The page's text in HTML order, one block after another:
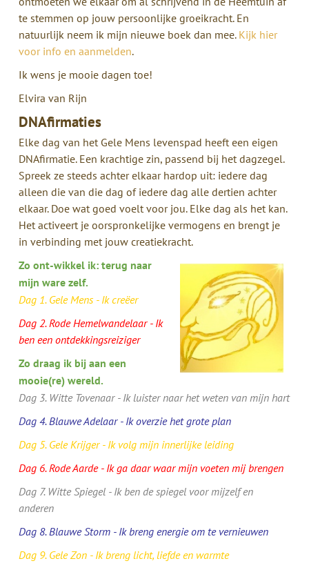
te stemmen op jouw persoonlijke groeikracht. En
natuurlijk neem ik mijn nieuwe boek dan mee. Kijk hier
voor info en aanmelden.
Ik wens je mooie dagen toe!
Elvira van Rijn
DNAfirmaties
Elke dag van het Gele Mens levenspad heeft een eigen
DNAfirmatie. Een krachtige zin, passend bij het dagzegel.
Spreek ze steeds achter elkaar hardop uit: iedere dag
alleen die van die dag of iedere dag alle dertien achter
elkaar. Doe wat goed voelt voor jou. Elke dag als het kan.
Het activeert je oorspronkelijke vermogens en brengt je
in verbinding met jouw creatiekracht.
Zo ont-wikkel ik: terug naar
mijn ware zelf.
Dag 1. Gele Mens - Ik creëer
Dag 2. Rode Hemelwandelaar - Ik
ben een ontdekkingsreiziger
Zo draag ik bij aan een
mooie(re) wereld.
Dag 3. Witte Tovenaar - Ik luister naar het weten van mijn hart
Dag 4. Blauwe Adelaar - Ik overzie het grote plan
Dag 5. Gele Krijger - Ik volg mijn innerlijke leiding
Dag 6. Rode Aarde - Ik ga daar waar mijn voeten mij brengen
Dag 7. Witte Spiegel - Ik ben de spiegel voor mijzelf en
anderen
Dag 8. Blauwe Storm - Ik breng energie om te vernieuwen
Dag 9. Gele Zon - Ik breng licht, liefde en warmte